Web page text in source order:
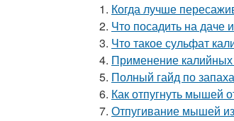
1. Когда лучше
2. Что посадить на даче
3. Что такое сульфат
4. Применение
5. Полный гайд по
6. Как отпугнуть мышей
7. Отпугивание мышей